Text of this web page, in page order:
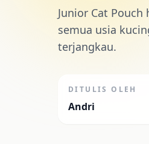
Junior Cat
semua usia
terjangkau.
DITULIS OLEH
Andri